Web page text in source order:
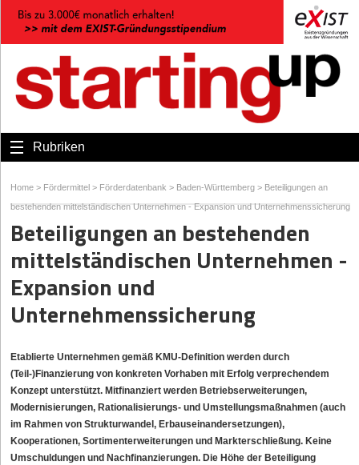
Rubriken
Home > Fördermittel > Förderdatenbank > Baden-Württemberg > Beteiligungen an
bestehenden mittelständischen Unternehmen - Expansion und Unternehmenssicherung
Beteiligungen an bestehenden
mittelständischen Unternehmen -
Expansion und
Unternehmenssicherung
Etablierte Unternehmen gemäß KMU-Definition werden durch
(Teil-)Finanzierung von konkreten Vorhaben mit Erfolg verprechendem
Konzept unterstützt. Mitfinanziert werden Betriebserweiterungen,
Modernisierungen, Rationalisierungs- und Umstellungsmaßnahmen (auch
im Rahmen von Strukturwandel, Erbauseinandersetzungen),
Kooperationen, Sortimenterweiterungen und Markterschließung. Keine
Umschuldungen und Nachfinanzierungen. Die Höhe der Beteiligung